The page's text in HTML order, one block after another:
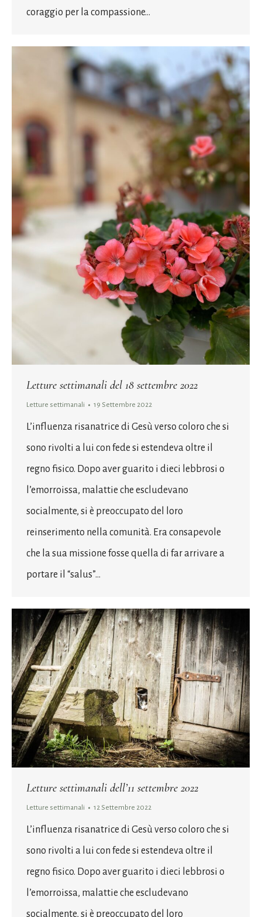
coraggio per la compassione…
Letture settimanali del 18 settembre 2022
Letture settimanali 19 Settembre 2022
L’influenza risanatrice di Gesù verso coloro che si
sono rivolti a lui con fede si estendeva oltre il
regno fisico. Dopo aver guarito i dieci lebbrosi o
l’emorroissa, malattie che escludevano
socialmente, si è preoccupato del loro
reinserimento nella comunità. Era consapevole
che la sua missione fosse quella di far arrivare a
portare il ​​“salus”…
Letture settimanali dell’11 settembre 2022
Letture settimanali 12 Settembre 2022
L’influenza risanatrice di Gesù verso coloro che si
sono rivolti a lui con fede si estendeva oltre il
regno fisico. Dopo aver guarito i dieci lebbrosi o
l’emorroissa, malattie che escludevano
socialmente, si è preoccupato del loro